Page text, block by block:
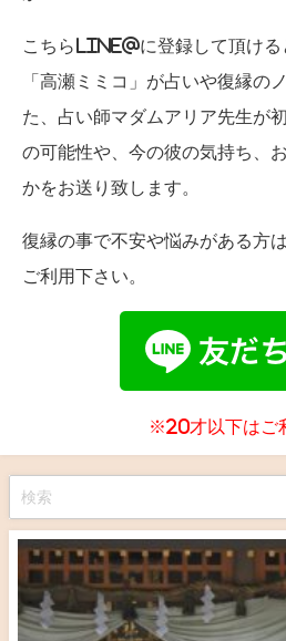
こちらLINE@に登録して頂け
「高瀬ミミコ」が占いや復縁の
た、占い師マダムアリア先生が
の可能性や、今の彼の気持ち、
かをお送り致します。
復縁の事で不安や悩みがある方
ご利用下さい。
※20才以下はご